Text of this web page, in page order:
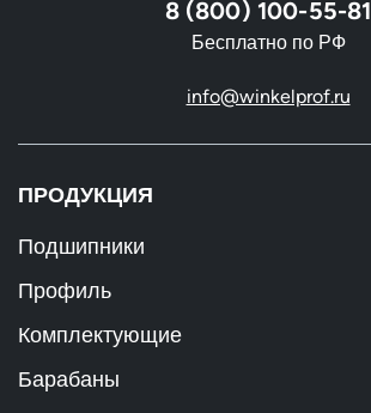
8 (800) 100-55-81
Бесплатно по РФ
info@winkelprof.ru
ПРОДУКЦИЯ
Подшипники
Профиль
Комплектующие
Барабаны